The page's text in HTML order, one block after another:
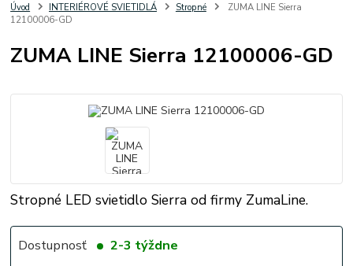
Úvod INTERIÉROVÉ SVIETIDLÁ Stropné
ZUMA LINE Sierra
12100006-GD
ZUMA LINE Sierra 12100006-GD
Stropné LED svietidlo Sierra od firmy ZumaLine.
Dostupnosť 2-3 týždne